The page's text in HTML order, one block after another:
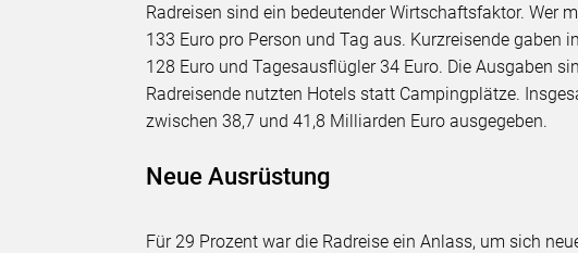
Radreisen sind ein bedeutender Wirtschaftsfaktor. Wer
133 Euro pro Person und Tag aus. Kurzreisende gaben
128 Euro und Tagesausflügler 34 Euro. Die Ausgaben
Radreisende nutzten Hotels statt Campingplätze.
zwischen 38,7 und 41,8 Milliarden Euro ausgegeben.
Neue Ausrüstung
Für 29 Prozent war die Radreise ein Anlass, um sich